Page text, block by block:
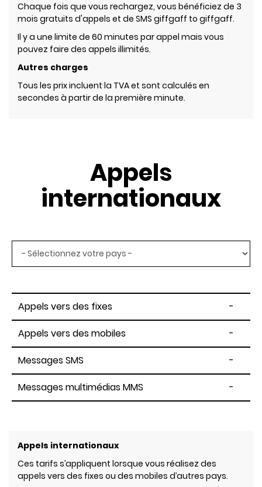
Chaque fois que vous rechargez, vous bénéficiez de 3
mois gratuits d'appels et de SMS giffgaff to giffgaff.
Il y a une limite de 60 minutes par appel mais vous
pouvez faire des appels illimités.
Autres charges
Tous les prix incluent la TVA et sont calculés en
secondes à partir de la première minute.
Appels
internationaux
Appels vers des fixes
-
Appels vers des mobiles
-
Messages SMS
-
Messages multimédias MMS
-
Appels internationaux
Ces tarifs s’appliquent lorsque vous réalisez des
appels vers des fixes ou des mobiles d’autres pays.